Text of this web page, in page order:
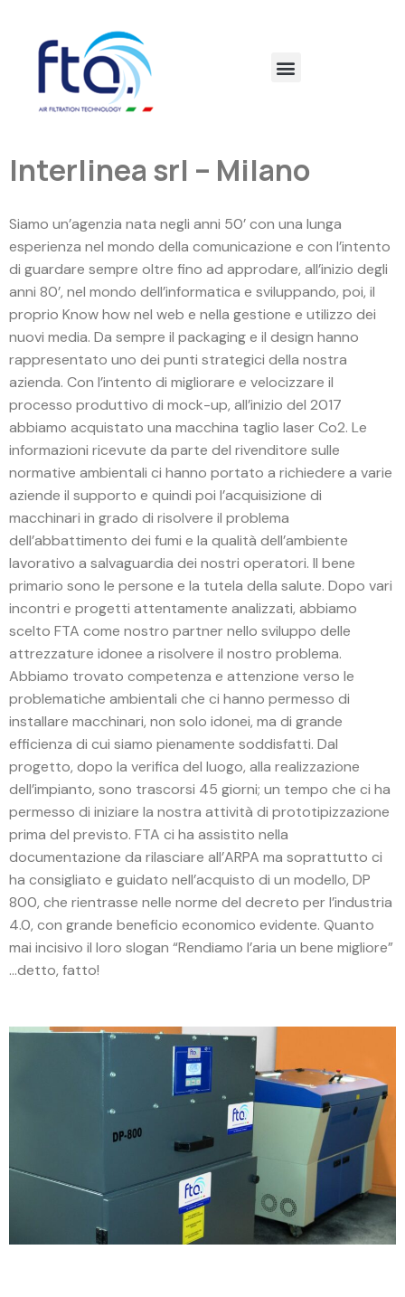
Interlinea srl – Milano
Siamo un’agenzia nata negli anni 50’ con una lunga
esperienza nel mondo della comunicazione e con l’intento
di guardare sempre oltre fino ad approdare, all’inizio degli
anni 80’, nel mondo dell’informatica e sviluppando, poi, il
proprio Know how nel web e nella gestione e utilizzo dei
nuovi media. Da sempre il packaging e il design hanno
rappresentato uno dei punti strategici della nostra
azienda. Con l’intento di migliorare e velocizzare il
processo produttivo di mock-up, all’inizio del 2017
abbiamo acquistato una macchina taglio laser Co2. Le
informazioni ricevute da parte del rivenditore sulle
normative ambientali ci hanno portato a richiedere a varie
aziende il supporto e quindi poi l’acquisizione di
macchinari in grado di risolvere il problema
dell’abbattimento dei fumi e la qualità dell’ambiente
lavorativo a salvaguardia dei nostri operatori. Il bene
primario sono le persone e la tutela della salute. Dopo vari
incontri e progetti attentamente analizzati, abbiamo
scelto FTA come nostro partner nello sviluppo delle
attrezzature idonee a risolvere il nostro problema.
Abbiamo trovato competenza e attenzione verso le
problematiche ambientali che ci hanno permesso di
installare macchinari, non solo idonei, ma di grande
efficienza di cui siamo pienamente soddisfatti. Dal
progetto, dopo la verifica del luogo, alla realizzazione
dell’impianto, sono trascorsi 45 giorni; un tempo che ci ha
permesso di iniziare la nostra attività di prototipizzazione
prima del previsto. FTA ci ha assistito nella
documentazione da rilasciare all’ARPA ma soprattutto ci
ha consigliato e guidato nell’acquisto di un modello, DP
800, che rientrasse nelle norme del decreto per l’industria
4.0, con grande beneficio economico evidente. Quanto
mai incisivo il loro slogan “Rendiamo l’aria un bene migliore”
…detto, fatto!